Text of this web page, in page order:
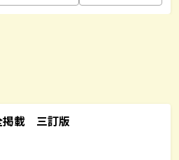
掲載 三訂版